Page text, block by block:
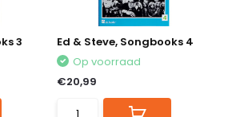
3
Ed & Steve, Songbooks 4
Op voorraad
€20,99